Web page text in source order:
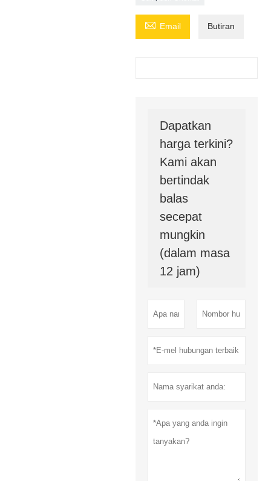
 Email Butiran
Dapatkan
harga terkini?
Kami akan
bertindak
balas
secepat
mungkin
(dalam masa
12 jam)